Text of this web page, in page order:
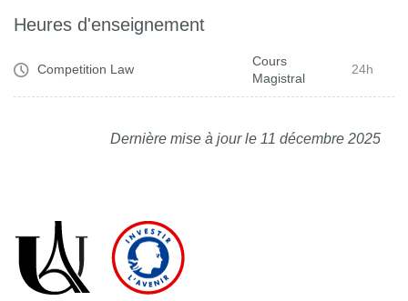
Heures d'enseignement
Competition Law
Cours
Magistral
24h
Dernière mise à jour le 11 décembre 2025